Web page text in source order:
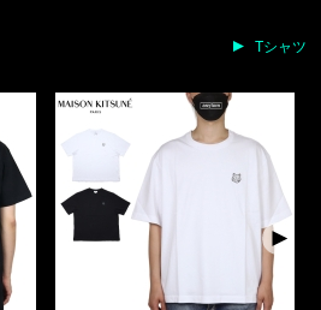
Tシャツ